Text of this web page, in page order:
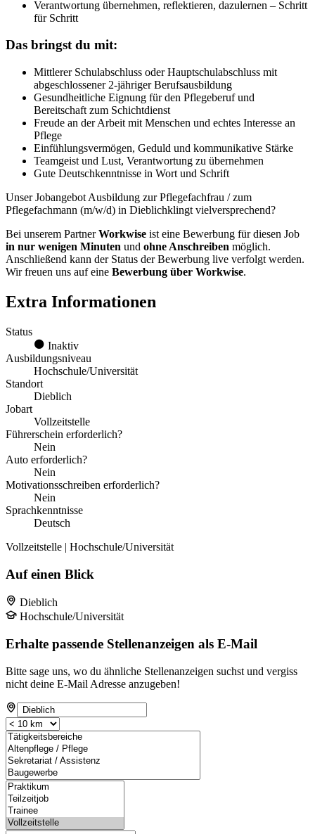
Verantwortung übernehmen, reflektieren, dazulernen – Schritt
für Schritt
Das bringst du mit:
Mittlerer Schulabschluss oder Hauptschulabschluss mit
abgeschlossener 2-jähriger Berufsausbildung
Gesundheitliche Eignung für den Pflegeberuf und
Bereitschaft zum Schichtdienst
Freude an der Arbeit mit Menschen und echtes Interesse an
Pflege
Einfühlungsvermögen, Geduld und kommunikative Stärke
Teamgeist und Lust, Verantwortung zu übernehmen
Gute Deutschkenntnisse in Wort und Schrift
Unser Jobangebot Ausbildung zur Pflegefachfrau / zum
Pflegefachmann (m/w/d) in Dieblichklingt vielversprechend?
Bei unserem PartnerWorkwise ist eine Bewerbung für diesen Job
in nur wenigen Minuten und ohne Anschreiben möglich.
Anschließend kann der Status der Bewerbung live verfolgt werden.
Wir freuen uns auf eine Bewerbung über Workwise.
Extra Informationen
Status
Inaktiv
Ausbildungsniveau
Hochschule/Universität
Standort
Dieblich
Jobart
Vollzeitstelle
Führerschein erforderlich?
Nein
Auto erforderlich?
Nein
Motivationsschreiben erforderlich?
Nein
Sprachkenntnisse
Deutsch
Vollzeitstelle | Hochschule/Universität
Auf einen Blick
Dieblich
Hochschule/Universität
Erhalte passende Stellenanzeigen als E-Mail
Bitte sage uns, wo du ähnliche Stellenanzeigen suchst und vergiss
nicht deine E-Mail Adresse anzugeben!